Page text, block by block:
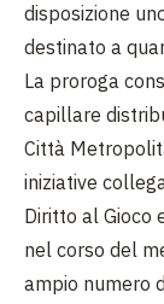
disposizione
destinato a
La proroga
capillare
Città
iniziative
Diritto al Gioco
nel corso del
ampio numero